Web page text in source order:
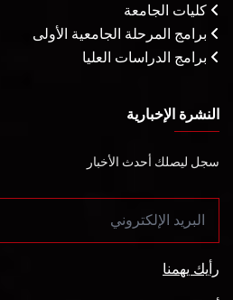
كليات الجامعة
برامج المرحلة الجامعية الأولى
برامج الدراسات العليا
النشرة الإخبارية
سجل ليصلك أحدث الأخبار
رأيك يهمنا